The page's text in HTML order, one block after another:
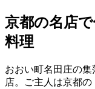
京都の名店
料理
おおい町名田庄の
店。ご主人は京都の